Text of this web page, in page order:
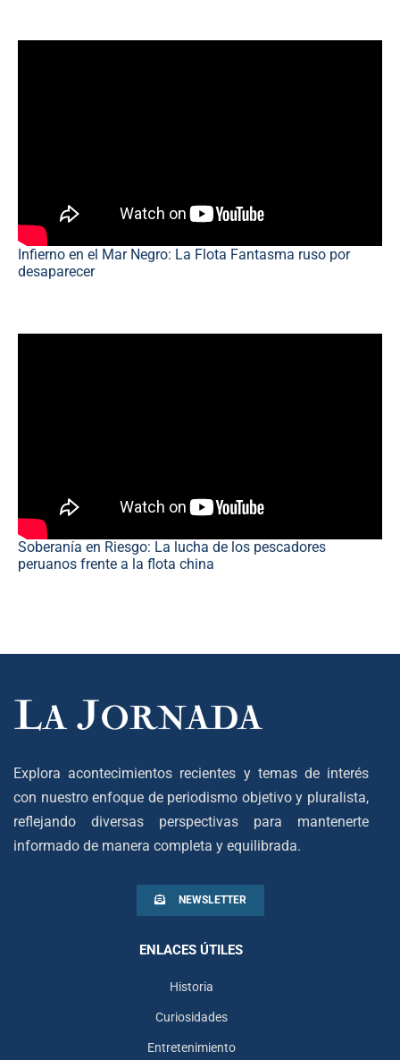
Infierno en el Mar Negro: La Flota Fantasma ruso por
desaparecer
Soberanía en Riesgo: La lucha de los pescadores
peruanos frente a la flota china
Explora acontecimientos recientes y temas de interés
con nuestro enfoque de periodismo objetivo y pluralista,
reflejando diversas perspectivas para mantenerte
informado de manera completa y equilibrada.
NEWSLETTER
ENLACES ÚTILES
Historia
Curiosidades
Entretenimiento